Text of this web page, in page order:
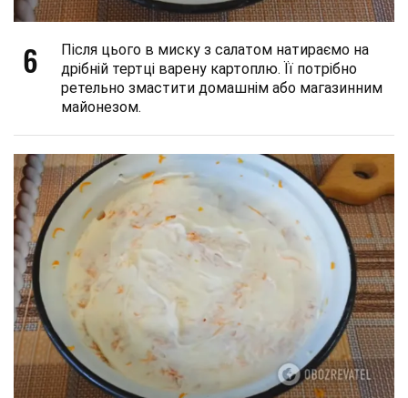
6
Після цього в миску з салатом натираємо на
дрібній тертці варену картоплю. Її потрібно
ретельно змастити домашнім або магазинним
майонезом.